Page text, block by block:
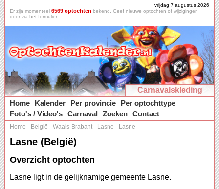
vrijdag 7 augustus 2026
Er zijn momenteel 6569 optochten bekend. Geef nieuwe optochten of wijzigingen
door via het formulier.
Carnavalskleding
Home
Kalender Per provincie
Per optochttype
Foto's / Video's Carnaval Zoeken Contact
Home - België - Waals-Brabant - Lasne - Lasne
Lasne (België)
Overzicht optochten
Lasne ligt in de gelijknamige gemeente Lasne.